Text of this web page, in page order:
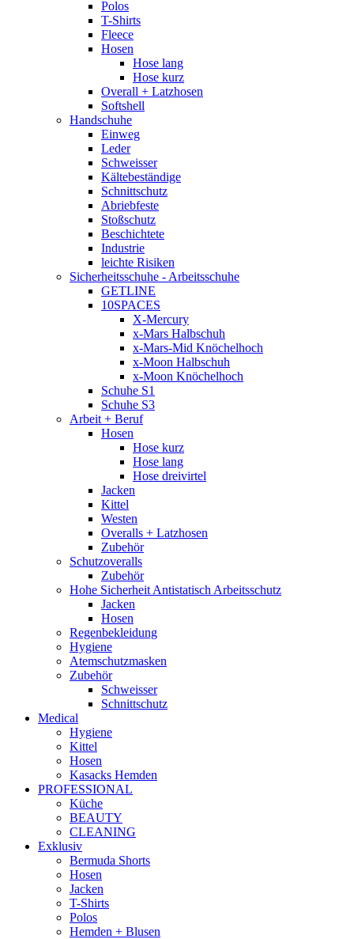
Polos
T-Shirts
Fleece
Hosen
Hose lang
Hose kurz
Overall + Latzhosen
Softshell
Handschuhe
Einweg
Leder
Schweisser
Kältebeständige
Schnittschutz
Abriebfeste
Stoßschutz
Beschichtete
Industrie
leichte Risiken
Sicherheitsschuhe - Arbeitsschuhe
GETLINE
10SPACES
X-Mercury
x-Mars Halbschuh
x-Mars-Mid Knöchelhoch
x-Moon Halbschuh
x-Moon Knöchelhoch
Schuhe S1
Schuhe S3
Arbeit + Beruf
Hosen
Hose kurz
Hose lang
Hose dreivirtel
Jacken
Kittel
Westen
Overalls + Latzhosen
Zubehör
Schutzoveralls
Zubehör
Hohe Sicherheit Antistatisch Arbeitsschutz
Jacken
Hosen
Regenbekleidung
Hygiene
Atemschutzmasken
Zubehör
Schweisser
Schnittschutz
Medical
Hygiene
Kittel
Hosen
Kasacks Hemden
PROFESSIONAL
Küche
BEAUTY
CLEANING
Exklusiv
Bermuda Shorts
Hosen
Jacken
T-Shirts
Polos
Hemden + Blusen